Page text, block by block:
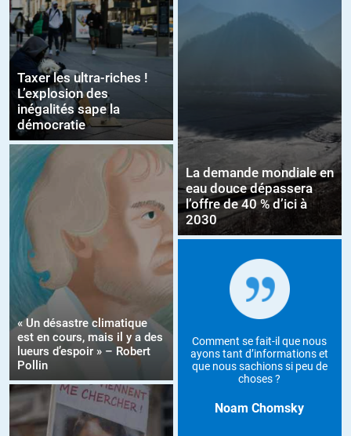
Taxer les ultra-riches !
L’explosion des
inégalités sape la
démocratie
« Un désastre climatique
est en cours, mais il y a des
lueurs d’espoir » – Robert
Pollin
La demande mondiale en
eau douce dépassera
l’offre de 40 % d’ici à
2030
Comment se fait-il que nous
ayons tant d’informations et
que nous sachions si peu de
choses ?
Noam Chomsky